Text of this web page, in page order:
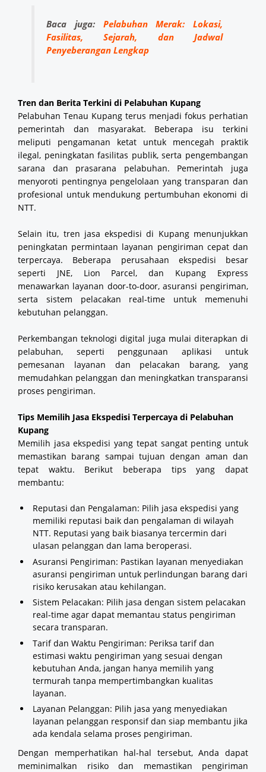
Baca juga: Pelabuhan Merak: Lokasi,
Fasilitas, Sejarah, dan Jadwal
Penyeberangan Lengkap
Tren dan Berita Terkini di Pelabuhan Kupang
Pelabuhan Tenau Kupang terus menjadi fokus perhatian
pemerintah dan masyarakat. Beberapa isu terkini
meliputi pengamanan ketat untuk mencegah praktik
ilegal, peningkatan fasilitas publik, serta pengembangan
sarana dan prasarana pelabuhan. Pemerintah juga
menyoroti pentingnya pengelolaan yang transparan dan
profesional untuk mendukung pertumbuhan ekonomi di
NTT.
Selain itu, tren jasa ekspedisi di Kupang menunjukkan
peningkatan permintaan layanan pengiriman cepat dan
terpercaya. Beberapa perusahaan ekspedisi besar
seperti JNE, Lion Parcel, dan Kupang Express
menawarkan layanan door-to-door, asuransi pengiriman,
serta sistem pelacakan real-time untuk memenuhi
kebutuhan pelanggan.
Perkembangan teknologi digital juga mulai diterapkan di
pelabuhan, seperti penggunaan aplikasi untuk
pemesanan layanan dan pelacakan barang, yang
memudahkan pelanggan dan meningkatkan transparansi
proses pengiriman.
Tips Memilih Jasa Ekspedisi Terpercaya di Pelabuhan
Kupang
Memilih jasa ekspedisi yang tepat sangat penting untuk
memastikan barang sampai tujuan dengan aman dan
tepat waktu. Berikut beberapa tips yang dapat
membantu:
Reputasi dan Pengalaman: Pilih jasa ekspedisi yang
memiliki reputasi baik dan pengalaman di wilayah
NTT. Reputasi yang baik biasanya tercermin dari
ulasan pelanggan dan lama beroperasi.
Asuransi Pengiriman: Pastikan layanan menyediakan
asuransi pengiriman untuk perlindungan barang dari
risiko kerusakan atau kehilangan.
Sistem Pelacakan: Pilih jasa dengan sistem pelacakan
real-time agar dapat memantau status pengiriman
secara transparan.
Tarif dan Waktu Pengiriman: Periksa tarif dan
estimasi waktu pengiriman yang sesuai dengan
kebutuhan Anda, jangan hanya memilih yang
termurah tanpa mempertimbangkan kualitas
layanan.
Layanan Pelanggan: Pilih jasa yang menyediakan
layanan pelanggan responsif dan siap membantu jika
ada kendala selama proses pengiriman.
Dengan memperhatikan hal-hal tersebut, Anda dapat
meminimalkan risiko dan memastikan pengiriman